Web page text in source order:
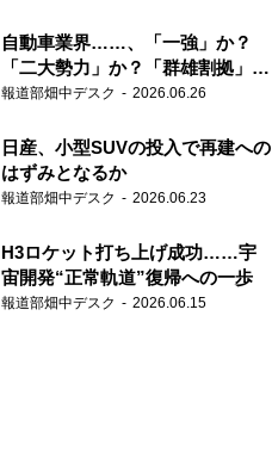
自動車業界……、「一強」か？
「二大勢力」か？「群雄割拠」
か？
報道部畑中デスク 2026.06.26
日産、小型SUVの投入で再建への
はずみとなるか
報道部畑中デスク 2026.06.23
H3ロケット打ち上げ成功……宇
宙開発“正常軌道”復帰への一歩
報道部畑中デスク 2026.06.15